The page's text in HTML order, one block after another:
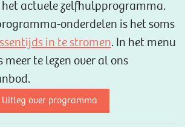
het actuele zelfhulpprogramma.
onderdelen is het soms
in te stromen. In het menu
meer te lezen over al ons
Uitleg over programma